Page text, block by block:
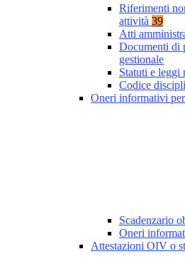
Riferimenti
attività 39
Atti
Documenti di
gestionale
Statuti e leggi
Codice
Oneri informativi
Scadenzario
Oneri
Attestazioni OIV o